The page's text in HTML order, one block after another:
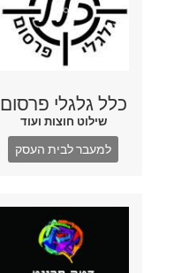
כלל גלגלי פרסום
שילוט חוצות ועוד
למעבר לבית העסק